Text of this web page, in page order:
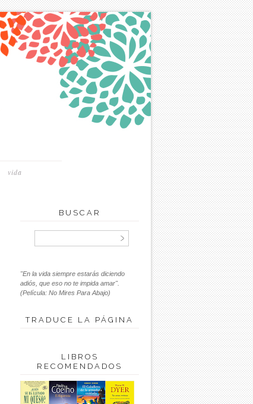
vida
BUSCAR
"En la vida siempre estarás diciendo
adiós, que eso no te impida amar".
(Película: No Mires Para Abajo)
TRADUCE LA PÁGINA
LIBROS
RECOMENDADOS